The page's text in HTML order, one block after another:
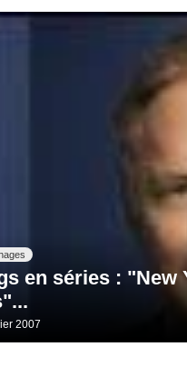
en séries :
2007